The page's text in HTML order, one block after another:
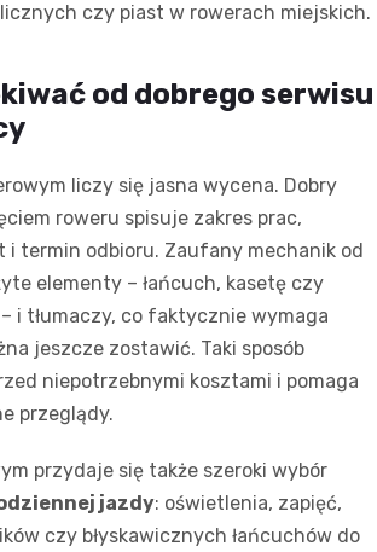
czy piast w rowerach miejskich.
od dobrego serwisu
liczy się jasna wycena. Dobry
roweru spisuje zakres prac,
i termin odbioru. Zaufany mechanik od
elementy – łańcuch, kasetę czy
i tłumaczy, co faktycznie wymaga
jeszcze zostawić. Taki sposób
niepotrzebnymi kosztami i pomaga
przeglądy.
przydaje się także szeroki wybór
jazdy: oświetlenia, zapięć,
czy błyskawicznych łańcuchów do